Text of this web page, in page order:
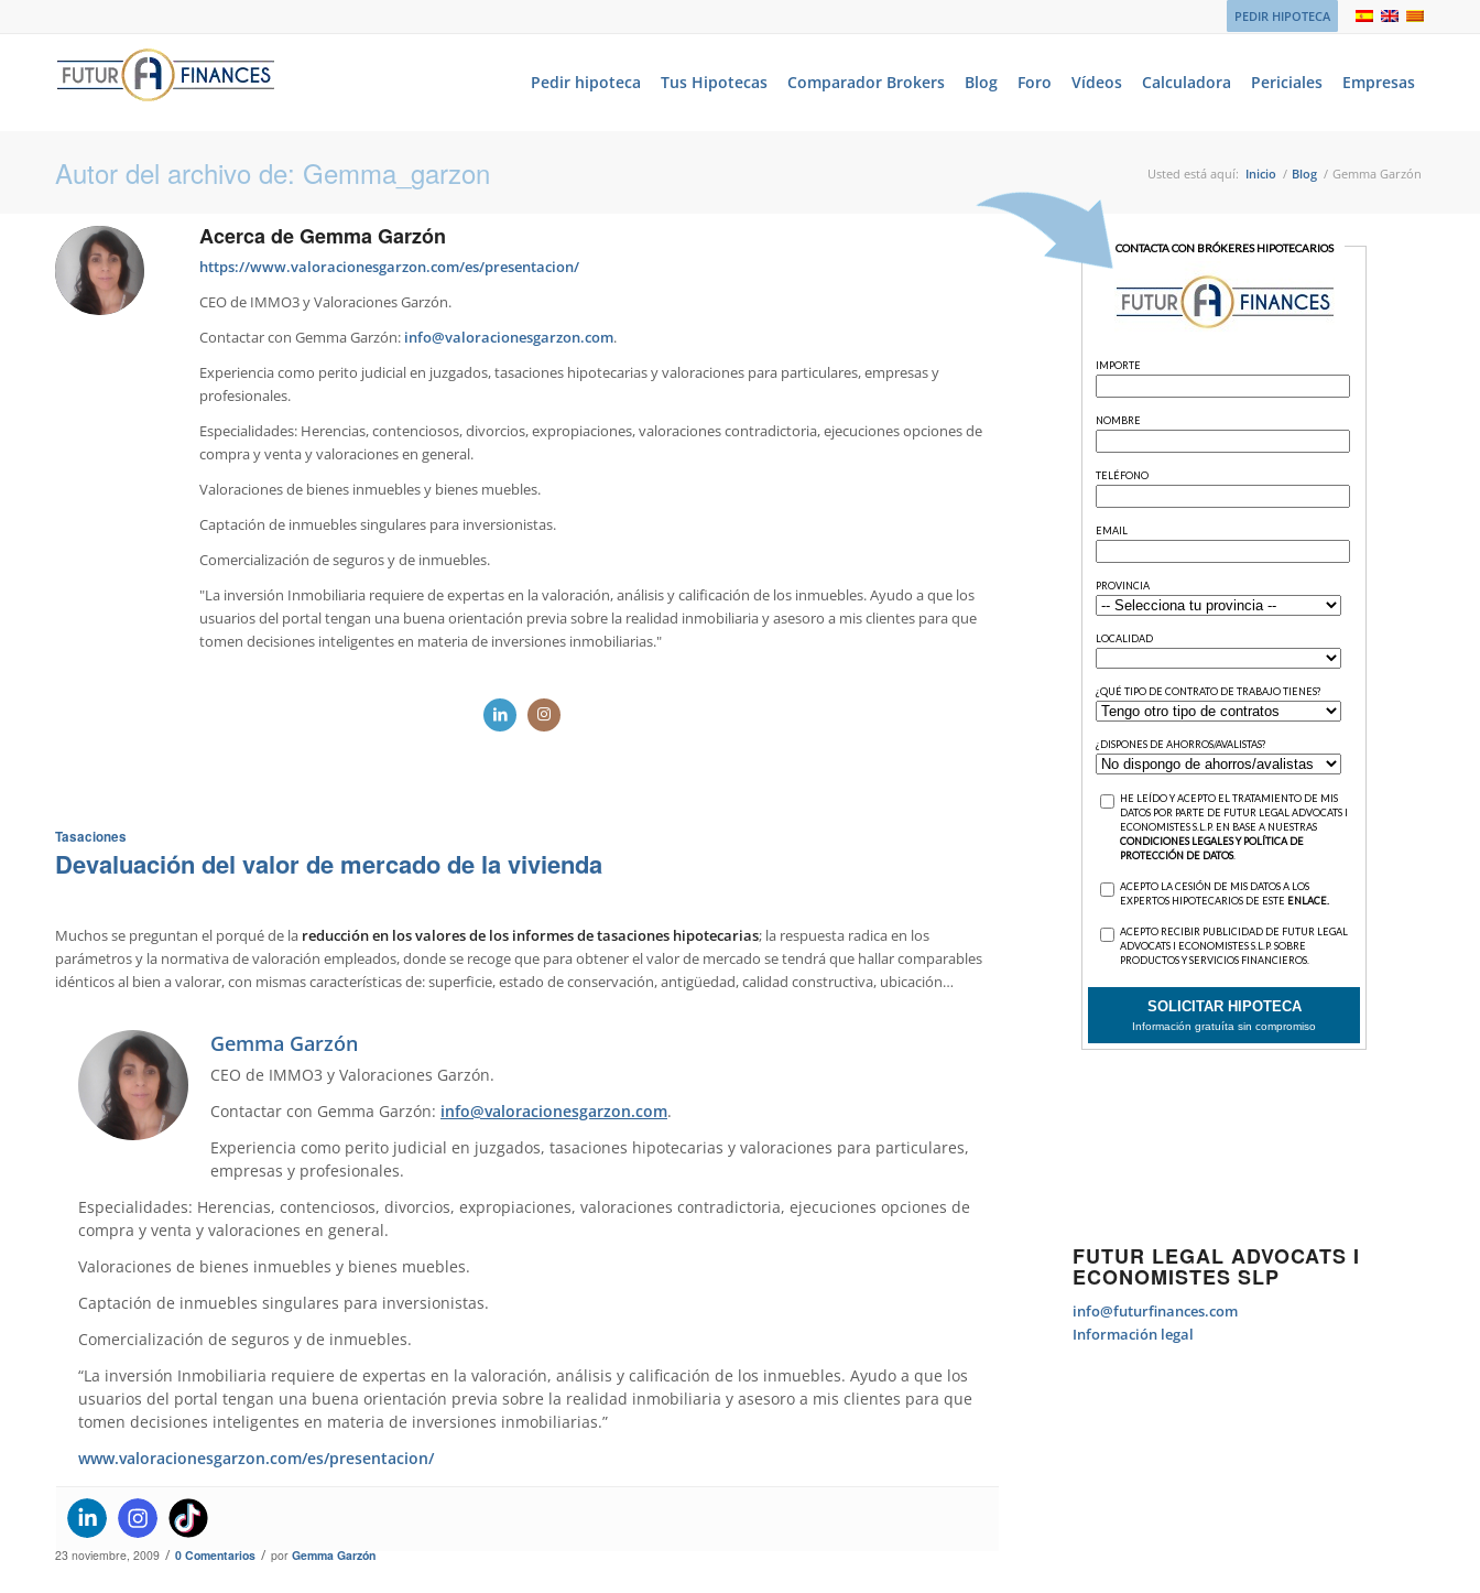
PEDIR HIPOTECA
Pedir hipoteca Tus Hipotecas Comparador Brokers Blog Foro Vídeos Calculadora Periciales Empresas
Autor del archivo de: Gemma_garzon Usted está aquí: Inicio / Blog / Gemma Garzón
Acerca deGemma Garzón
https://www.valoracionesgarzon.com/es/presentacion/
CEO de IMMO3 y Valoraciones Garzón.
Contactar con Gemma Garzón: info@valoracionesgarzon.com.
Experiencia como perito judicial en juzgados, tasaciones hipotecarias y valoraciones para particulares, empresas y
profesionales.
Especialidades: Herencias, contenciosos, divorcios, expropiaciones, valoraciones contradictoria, ejecuciones opciones de
compra y venta y valoraciones en general.
Valoraciones de bienes inmuebles y bienes muebles.
Captación de inmuebles singulares para inversionistas.
Comercialización de seguros y de inmuebles.
"La inversión Inmobiliaria requiere de expertas en la valoración, análisis y calificación de los inmuebles. Ayudo a que los
usuarios del portal tengan una buena orientación previa sobre la realidad inmobiliaria y asesoro a mis clientes para que
tomen decisiones inteligentes en materia de inversiones inmobiliarias."
Tasaciones
Devaluación del valor de mercado de la vivienda
Muchos se preguntan el porqué de la reducción en los valores de los informes de tasaciones hipotecarias; la respuesta radica en los
parámetros y la normativa de valoración empleados, donde se recoge que para obtener el valor de mercado se tendrá que hallar comparables
idénticos al bien a valorar, con mismas características de: superficie, estado de conservación, antigüedad, calidad constructiva, ubicación…
Gemma Garzón
CEO de IMMO3 y Valoraciones Garzón.
Contactar con Gemma Garzón: info@valoracionesgarzon.com.
Experiencia como perito judicial en juzgados, tasaciones hipotecarias y valoraciones para particulares,
empresas y profesionales.
Especialidades: Herencias, contenciosos, divorcios, expropiaciones, valoraciones contradictoria, ejecuciones opciones de
compra y venta y valoraciones en general.
Valoraciones de bienes inmuebles y bienes muebles.
Captación de inmuebles singulares para inversionistas.
Comercialización de seguros y de inmuebles.
“La inversión Inmobiliaria requiere de expertas en la valoración, análisis y calificación de los inmuebles. Ayudo a que los
usuarios del portal tengan una buena orientación previa sobre la realidad inmobiliaria y asesoro a mis clientes para que
tomen decisiones inteligentes en materia de inversiones inmobiliarias.”
www.valoracionesgarzon.com/es/presentacion/
23 noviembre, 2009 / 0 Comentarios / por Gemma Garzón
FUTUR LEGAL ADVOCATS I
ECONOMISTES SLP
info@futurfinances.com
Información legal